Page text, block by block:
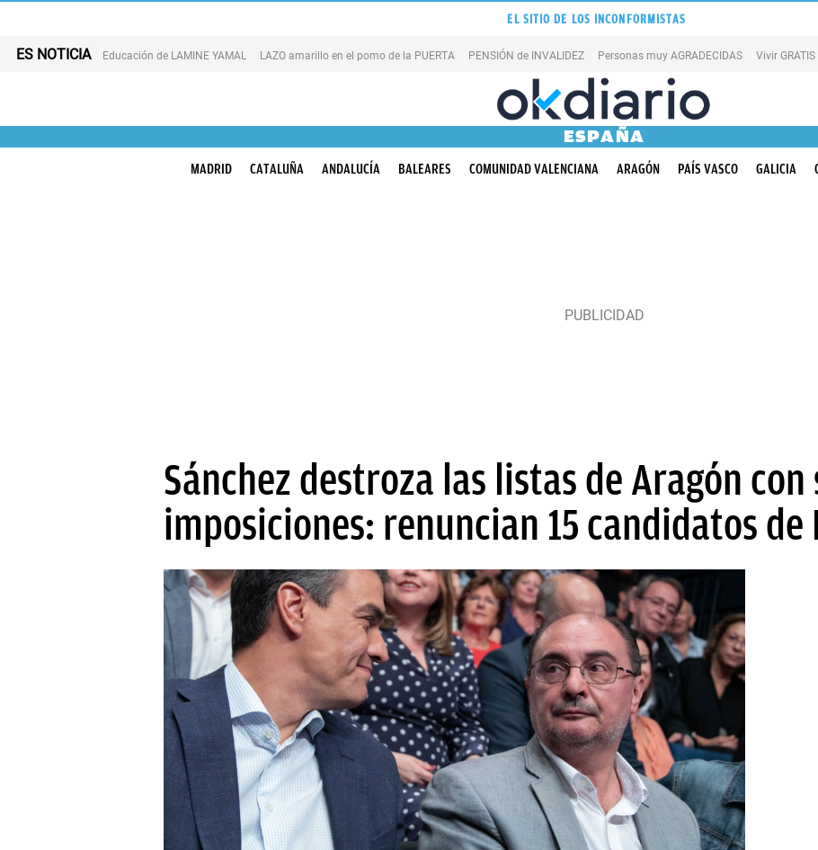
EL SITIO DE LOS INCONFORMISTAS
ES NOTICIA Educación de LAMINE YAMAL LAZO amarillo en el pomo de la PUERTA PENSIÓN de INVALIDEZ Personas muy AGRADECIDAS Vivir GRATIS
ESPAÑA
MADRID CATALUÑA ANDALUCÍA BALEARES COMUNIDAD VALENCIANA ARAGÓN PAÍS VASCO GALICIA
Sánchez destroza las listas de Aragón con
imposiciones: renuncian 15 candidatos de